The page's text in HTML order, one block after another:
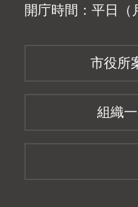
開庁時間：平日
市役所
組織